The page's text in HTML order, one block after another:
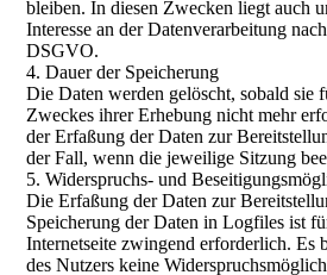
bleiben. In diesen Zwecken liegt auch
Interesse an der Datenverarbeitung
DSGVO.
4. Dauer der Speicherung
Die Daten werden gelöscht, sobald sie
Zweckes ihrer Erhebung nicht mehr
der Erfaßung der Daten zur
der Fall, wenn die jeweilige Sitzung
5. Widerspruchs- und
Die Erfaßung der Daten zur
Speicherung der Daten in Logfiles ist
Internetseite zwingend erforderlich. Es
des Nutzers keine